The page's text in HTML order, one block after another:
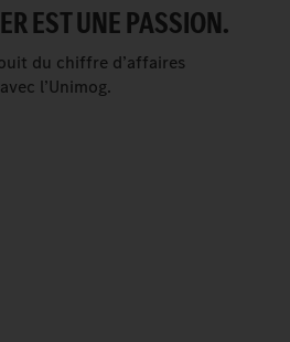
EST UNE PASSION.
du chiffre d’affaires
l’Unimog.